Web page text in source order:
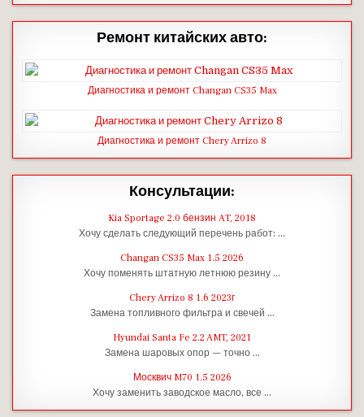
Ремонт китайских авто:
Диагностика и ремонт Changan CS35 Max
Диагностика и ремонт Chery Arrizo 8
Консультации:
Kia Sportage 2.0 бензин AT, 2018
Хочу сделать следующий перечень работ: …
Changan CS35 Max 1.5 2026
Хочу поменять штатную летнюю резину …
Chery Arrizo 8 1.6 2023г
Замена топливного фильтра и свечей …
Hyundai Santa Fe 2.2 AMT, 2021
Замена шаровых опор — точно …
Москвич M70 1.5 2026
Хочу заменить заводское масло, все …